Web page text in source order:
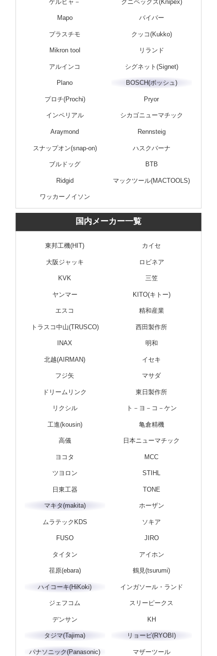
ケルヒャ－ クニペックス(Knipex)
Mapo バイバー
プラスチモ クッコ(Kukko)
Mikron tool リランド
アルインコ シグネット(Signet)
Plano BOSCH(ボッシュ)
プロチ(Prochi) Pryor
インペリアル シカゴニューマチック
Araymond Rennsteig
スナップオン(snap-on) ハスクバーナ
ブルドッグ BTB
Ridgid マックツール(MACTOOLS)
ワッカーノイソン
国内メーカー一覧
東邦工機(HIT) カイセ
大阪ジャッキ ロビネア
KVK 三笠
ヤンマー KITO(キトー)
エスコ 精和産業
トラスコ中山(TRUSCO) 西田製作所
INAX 明和
北越(AIRMAN) イセキ
フジ矢 マサダ
ドリームリンク 東日製作所
リクシル ト－ヨ－コ－ケン
工進(kousin) 亀倉精機
高儀 日本ニューマチック
ヨコタ MCC
ツヨロン STIHL
日東工器 TONE
マキタ(makita) ホーザン
ムラテックKDS ソキア
FUSO JIRO
タイタン アイホン
荏原(ebara) 鶴見(tsurumi)
ハイコーキ(HiKoki) インガソール・ランド
ジェフコム スリーピークス
デンサン KH
タジマ(Tajima) リョービ(RYOBI)
パナソニック(Panasonic) マザーツール